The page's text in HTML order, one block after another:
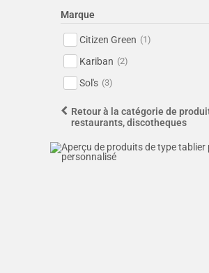
Marque
Citizen Green (1)
Kariban (2)
Sol's (3)
Retour à la catégorie de
restaurants, discotheques